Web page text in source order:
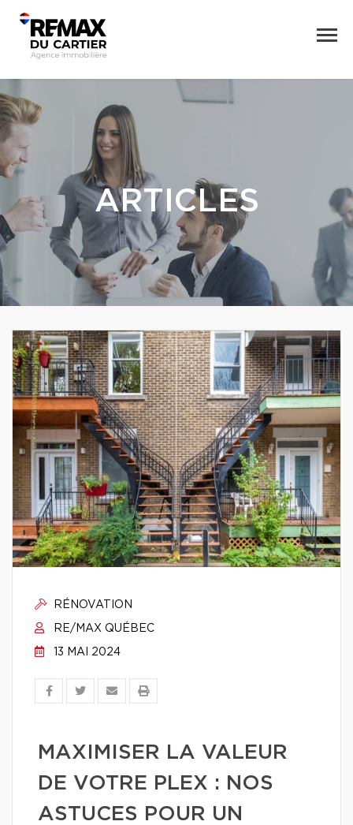
ARTICLES
RÉNOVATION
RE/MAX QUÉBEC
13 MAI 2024
MAXIMISER LA VALEUR
DE VOTRE PLEX : NOS
ASTUCES POUR UN